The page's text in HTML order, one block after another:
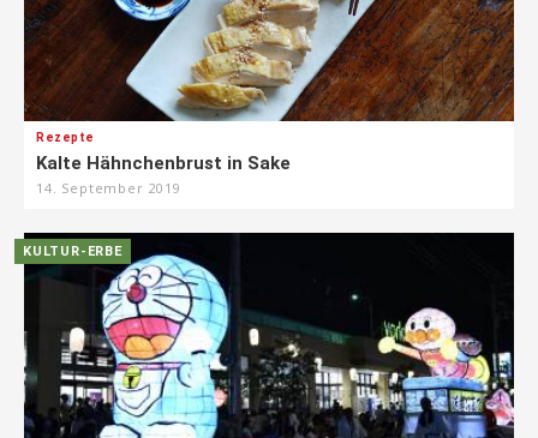
Rezepte
Kalte Hähnchenbrust in Sake
14. September 2019
KULTUR-ERBE